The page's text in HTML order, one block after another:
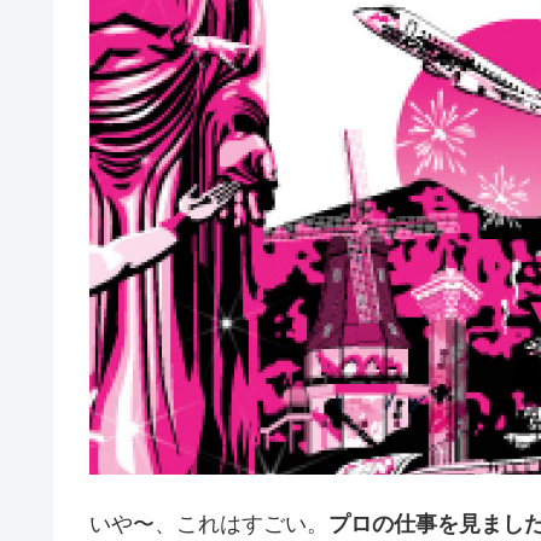
いや〜、これはすごい。 プロの仕事を見まし